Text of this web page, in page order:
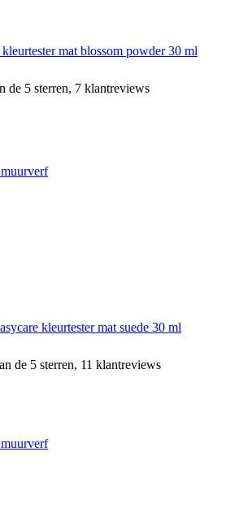
mat blossom powder 30 ml
de 5 sterren, 7 klantreviews
kleurtester mat suede 30 ml
de 5 sterren, 11 klantreviews